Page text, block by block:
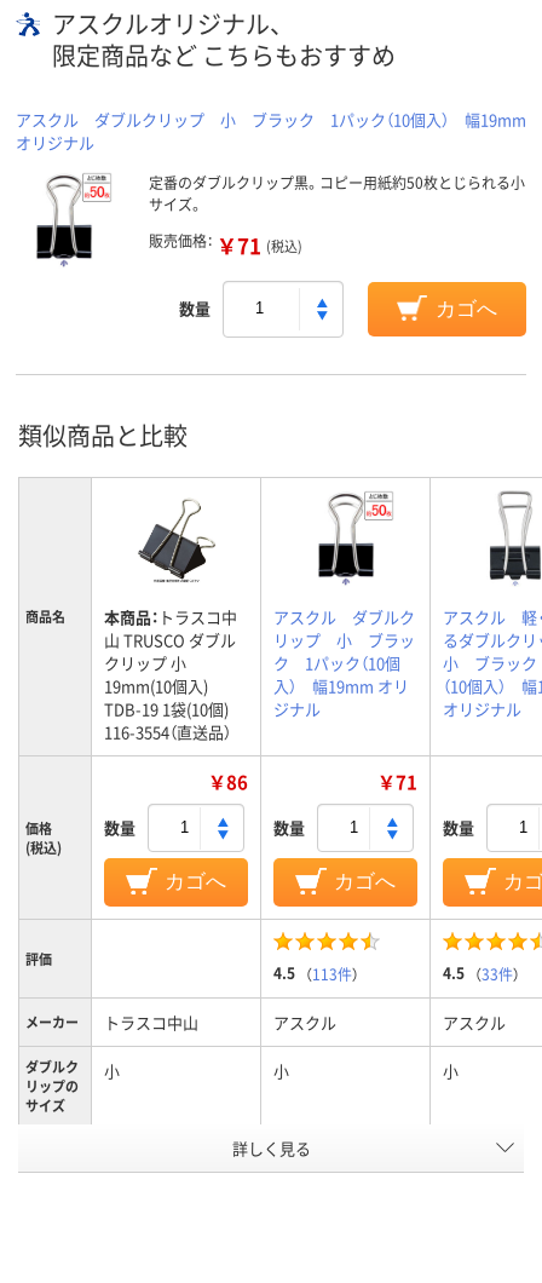
アスクルオリジナル、
限定商品など こちらもおすすめ
アスクル ダブルクリップ 小 ブラック 1パック（10個入） 幅19mm
オリジナル
定番のダブルクリップ黒。コピー用紙約50枚とじられる小
サイズ。
販売価格： ￥71 (税込)
数量 カゴへ
類似商品と比較
商品名 本商品： トラスコ中
山 TRUSCO ダブル
クリップ 小
19mm(10個入)
TDB-19 1袋(10個)
116-3554（直送品）
アスクル ダブルク
リップ 小 ブラッ
ク 1パック（10個
入） 幅19mm オリ
ジナル
アスクル 軽
るダブルク
小 ブラッ
（10個入）
オリジナル
価格
(税込)
￥86
数量
カゴへ
￥71
数量
カゴへ
数量
カ
評価
4.5 （113件） 4.5 （33件）
メーカー トラスコ中山 アスクル アスクル
ダブルク
リップの
サイズ
小 小 小
小
詳しく見る